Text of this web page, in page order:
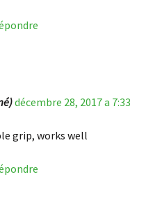
décembre 28, 2017 a 7:33
grip, works well